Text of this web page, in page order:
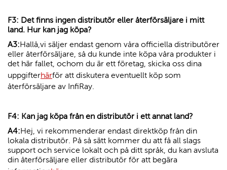
F3: Det finns ingen distributör eller återförsäljare i mitt
land. Hur kan jag köpa?
A3:Hallå, vi säljer endast genom våra officiella distributörer
eller återförsäljare, så du kunde inte köpa våra produkter i
det här fallet, ochom du är ett företag, skicka oss dina
uppgifterhärför att diskutera eventuellt köp som
återförsäljare av InfiRay.
F4: Kan jag köpa från en distributör i ett annat land?
A4:Hej, vi rekommenderar endast direktköp från din
lokala distributör. På så sätt kommer du att få all slags
support och service lokalt och på ditt språk, du kan avsluta
din återförsäljare eller distributör för att begära